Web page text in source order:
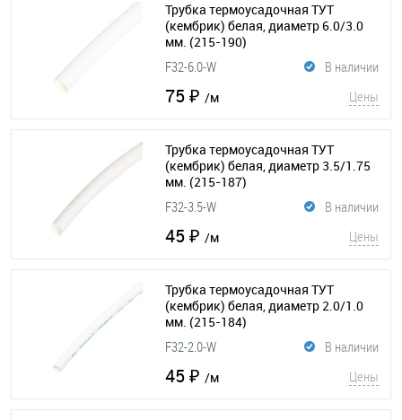
Трубка термоусадочная ТУТ
(кембрик) белая, диаметр 6.0/3.0
мм. (215-190)
В наличии
F32-6.0-W
75 ₽ /м Цены
Трубка термоусадочная ТУТ
(кембрик) белая, диаметр 3.5/1.75
мм. (215-187)
В наличии
F32-3.5-W
45 ₽ /м Цены
Трубка термоусадочная ТУТ
(кембрик) белая, диаметр 2.0/1.0
мм. (215-184)
В наличии
F32-2.0-W
45 ₽ /м Цены